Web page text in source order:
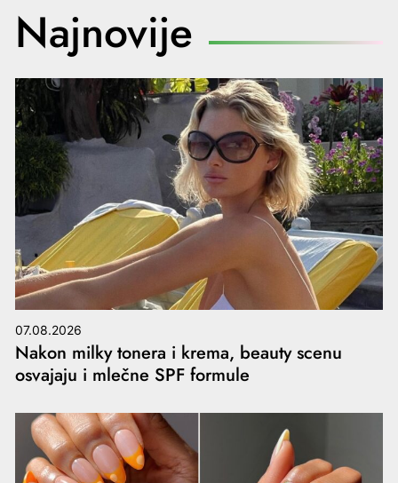
Najnovije
07.08.2026
Nakon milky tonera i krema, beauty scenu
osvajaju i mlečne SPF formule